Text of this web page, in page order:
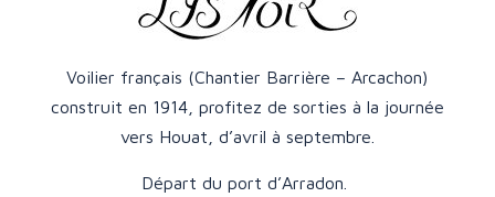
Voilier français (Chantier Barrière – Arcachon)
construit en 1914, profitez de sorties à la journée
vers Houat, d’avril à septembre.
Départ du port d’Arradon.